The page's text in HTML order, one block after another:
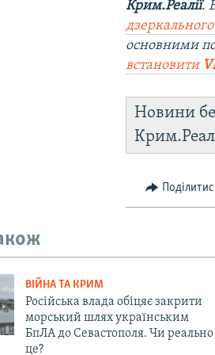
Крим.Реалії.
основними
встановити
Новини
ВІЙНА ТА КРИМ
Російська влада обіцяє закрити
морський шлях українським
БпЛА до Севастополя. Чи реально
це?